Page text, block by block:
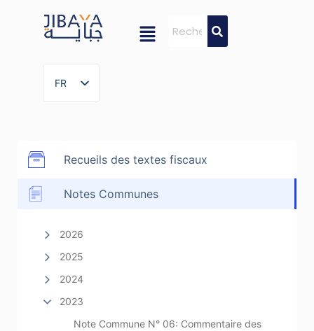
FR
FR
Recueils des textes fiscaux
Notes Communes
2026
2025
2024
2023
Note Commune N° 06: Commentaire des